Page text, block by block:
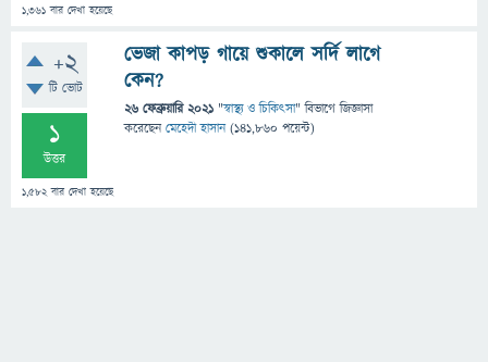
1,361 বার দেখা হয়েছে
+2
টি ভোট
1
উত্তর
1,582বার দেখা হয়েছে
ভেজা কাপড় গায়ে শুকালে সর্দি লাগে
কেন?
26 ফেব্রুয়ারি 2021 "স্বাস্থ্য ও চিকিৎসা" বিভাগে জিজ্ঞাসা
করেছেনমেহেদী হাসান (141,860 পয়েন্ট)